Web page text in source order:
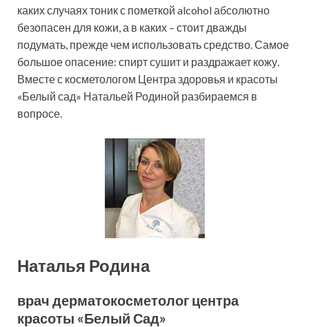
каких случаях тоник с пометкой alcohol абсолютно
безопасен для кожи, а в каких – стоит дважды
подумать, прежде чем использовать средство. Самое
большое опасение: спирт сушит и раздражает кожу.
Вместе с косметологом Центра здоровья и красоты
«Белый сад» Натальей Родиной разбираемся в
вопросе.
Наталья Родина
врач дерматокосметолог центра
красоты «Белый Сад»